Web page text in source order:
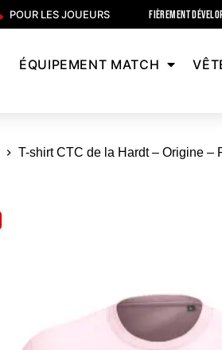
POUR LES JOUEURS FIÈREMENT
ÉQUIPEMENT MATCH
T-shirt CTC de la Hardt – Origine –